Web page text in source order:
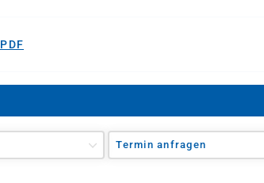
Termin anfragen